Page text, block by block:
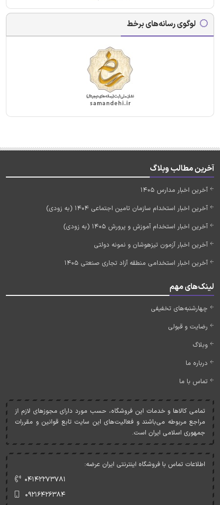
لوگوی رسانه‌های برخط
آخرین مطالب وبلاگ
آخرین اخبار مدارس 1405
آخرین اخبار استخدام سازمان تامین اجتماعی 1404 (به زودی)
آخرین اخبار استخدام آموزش و پرورش 1405 (به زودی)
آخرین اخبار آزمون تیزهوشان و نمونه دولتی
آخرین اخبار استخدامی منطقه آزاد تجاری صنعتی 1405
لینک‌های مهم
چهارشنبه‌های تخفیفی
رضایت و قبولی
وبلاگ
درباره ما
تماس با ما
تمامی کالاها و خدمات اين فروشگاه، حسب مورد دارای مجوزهای لازم از
مراجع مربوطه می‌باشند و فعاليت‌های اين سايت تابع قوانين و مقررات
جمهوری اسلامی ايران است.
اطلاعات تماس با فروشگاه اینترنتی ایران عرضه:
۰۴۱۴۲۲۷۳۷۸۱
۰۹۲۱۶۴۲۶۳۸۴